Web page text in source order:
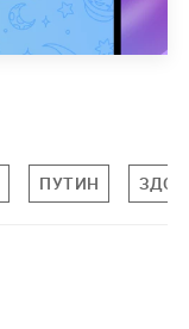
ПУТИН